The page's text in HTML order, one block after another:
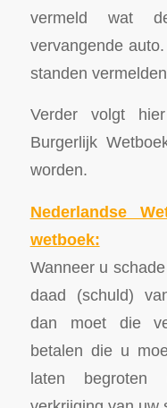
vermeld wat
vervangende
standen
Verder volgt
Burgerlijk
worden.
Nederlandse
wetboek:
Wanneer u
daad (schuld)
dan moet die
betalen die u
laten begroten